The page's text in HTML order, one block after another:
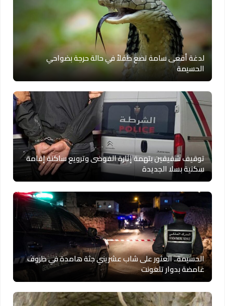
لدغة أفعى سامة تضع طفلاً في حالة حرجة بضواحي
الحسيمة
توقيف شقيقين بتهمة إثارة الفوضى وترويع ساكنة إقامة
سكنية بسلا الجديدة
الحسيمة.. العثور على شاب عشريني جثة هامدة في ظروف
غامضة بدوار تلغونت